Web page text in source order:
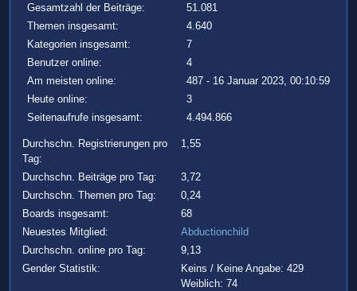
Gesamtzahl der Beiträge:
51.081
Themen insgesamt:
4.640
Kategorien insgesamt:
7
Benutzer online:
4
Am meisten online:
487 - 16 Januar 2023, 00:10:59
Heute online:
3
Seitenaufrufe insgesamt:
4.494.866
Durchschn. Registrierungen pro
Tag:
1,55
Durchschn. Beiträge pro Tag:
3,72
Durchschn. Themen pro Tag:
0,24
Boards insgesamt:
68
Neuestes Mitglied:
Abductionchild
Durchschn. online pro Tag:
9,13
Gender Statistik:
Keins / Keine Angabe: 429
Weiblich: 74